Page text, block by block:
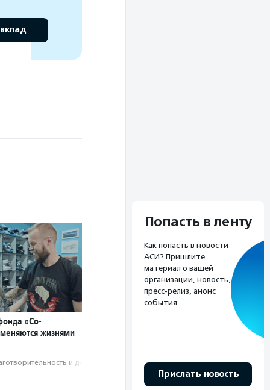
«Со-
жизнями
и доброволь­чест­во
Попасть в ленту
Как попасть в новости
АСИ? Пришлите
материал о вашей
организации, новость,
пресс-релиз, анонс
события.
Прислать новость